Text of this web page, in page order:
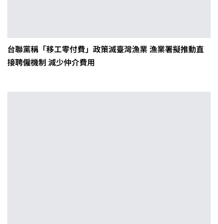
台聯黨稱「移工零付費」政策滅臺灣漁業 漁業署擬推動直
接聘僱機制 減少仲介費用